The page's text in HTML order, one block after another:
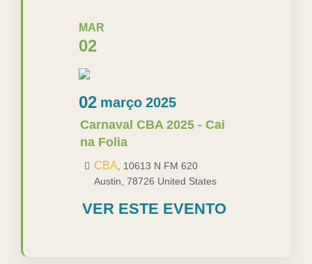
MAR
02
02 março 2025
Carnaval CBA 2025 - Cai
na Folia
CBA
10613 N FM 620
Austin 78726 United States
VER ESTE EVENTO